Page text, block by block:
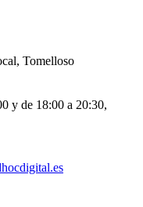
Tomelloso
y de 18:00 a 20:30,